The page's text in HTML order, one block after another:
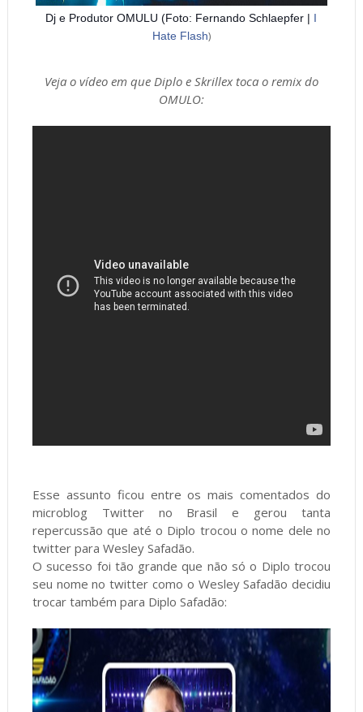
Dj e Produtor OMULU (Foto: Fernando Schlaepfer | I
Hate Flash)
Veja o vídeo em que Diplo e Skrillex toca o remix do
OMULO:
Esse assunto ficou entre os mais comentados do
microblog Twitter no Brasil e gerou tanta
repercussão que até o Diplo trocou o nome dele no
twitter para Wesley Safadão.
O sucesso foi tão grande que não só o Diplo trocou
seu nome no twitter como o Wesley Safadão decidiu
trocar também para Diplo Safadão: